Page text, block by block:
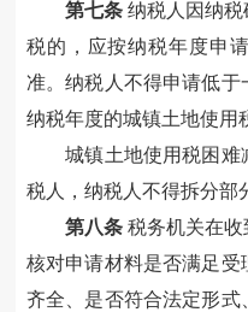
第七条纳税人因纳税
税的， 应按纳税年度申
准。纳税人不得申请低
纳税年度的城镇土地使用
城镇土地使用税困难
税人，纳税人不得拆分部
第八条税务机关在收
核对申请材料是否满足
齐全、是否符合法定形